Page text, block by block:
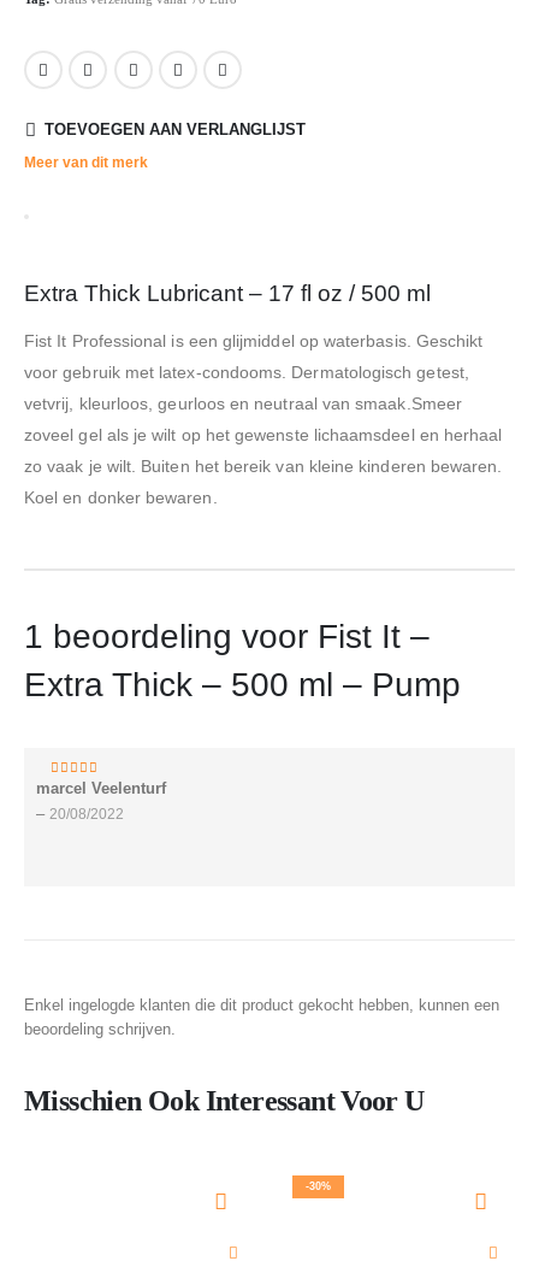
TOEVOEGEN AAN VERLANGLIJST
Meer van dit merk
Extra Thick Lubricant – 17 fl oz / 500 ml
Fist It Professional is een glijmiddel op waterbasis. Geschikt
voor gebruik met latex-condooms. Dermatologisch getest,
vetvrij, kleurloos, geurloos en neutraal van smaak.Smeer
zoveel gel als je wilt op het gewenste lichaamsdeel en herhaal
zo vaak je wilt. Buiten het bereik van kleine kinderen bewaren.
Koel en donker bewaren.
1 beoordeling voor Fist It –
Extra Thick – 500 ml – Pump
5van 5
marcel Veelenturf
– 20/08/2022
Enkel ingelogde klanten die dit product gekocht hebben, kunnen een
beoordeling schrijven.
Misschien Ook Interessant Voor U
-30%